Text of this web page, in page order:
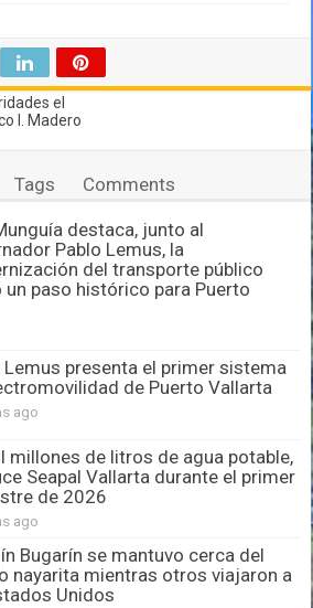
el
I. Madero
Tags Comments
destaca, junto al
Pablo Lemus, la
del transporte público
un paso histórico para Puerto
Lemus presenta el primer sistema
de Puerto Vallarta
ago
millones de litros de agua potable,
Seapal Vallarta durante el primer
de 2026
ago
Bugarín se mantuvo cerca del
nayarita mientras otros viajaron a
Unidos